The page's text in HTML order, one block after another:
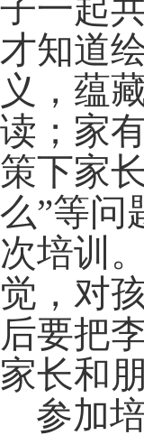
子一起
才知道
义，蕴
读；家
策下家
么”等问
次培训
觉，对
后要把
家长和
参加